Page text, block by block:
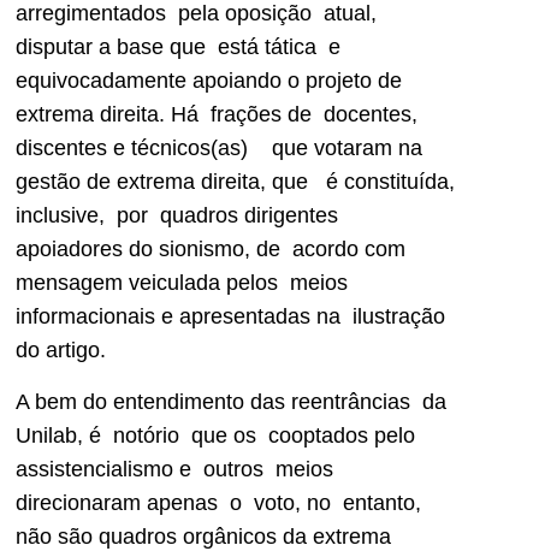
arregimentados pela oposição atual,
disputar a base que está tática e
equivocadamente apoiando o projeto de
extrema direita. Há frações de docentes,
discentes e técnicos(as) que votaram na
gestão de extrema direita, que é constituída,
inclusive, por quadros dirigentes
apoiadores do sionismo, de acordo com
mensagem veiculada pelos meios
informacionais e apresentadas na ilustração
do artigo.
A bem do entendimento das reentrâncias da
Unilab, é notório que os cooptados pelo
assistencialismo e outros meios
direcionaram apenas o voto, no entanto,
não são quadros orgânicos da extrema